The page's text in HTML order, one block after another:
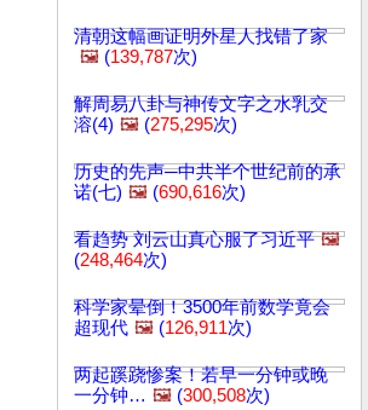
清朝这幅画证明外星人找错了家
🖼️ (139,787次)
解周易八卦与神传文字之水乳交
溶(4) 🖼️ (275,295次)
历史的先声─中共半个世纪前的承
诺(七) 🖼️ (690,616次)
看趋势 刘云山真心服了习近平 🖼️
(248,464次)
科学家晕倒！3500年前数学竟会
超现代 🖼️ (126,911次)
两起蹊跷惨案！若早一分钟或晚
一分钟… 🖼️ (300,508次)